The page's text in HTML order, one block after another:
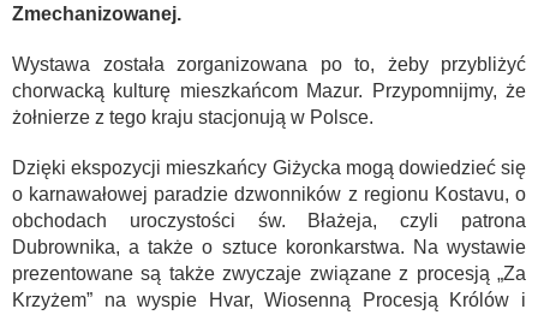
Zmechanizowanej.
Wystawa została zorganizowana po to, żeby przybliżyć
chorwacką kulturę mieszkańcom Mazur. Przypomnijmy, że
żołnierze z tego kraju stacjonują w Polsce.
Dzięki ekspozycji mieszkańcy Giżycka mogą dowiedzieć się
o karnawałowej paradzie dzwonników z regionu Kostavu, o
obchodach uroczystości św. Błażeja, czyli patrona
Dubrownika, a także o sztuce koronkarstwa. Na wystawie
prezentowane są także zwyczaje związane z procesją „Za
Krzyżem” na wyspie Hvar, Wiosenną Procesją Królów i